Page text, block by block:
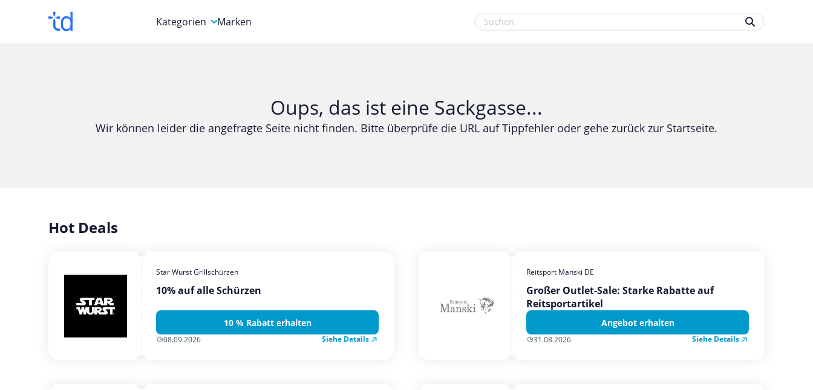
Kategorien
Computer & Elektronik
Gesundheit & Beauty
Mobilfunk & Internet
Marken
Oups, das ist eine Sackgasse...
Wir können leider die angefragte Seite nicht finden. Bitte überprüfe die URL auf Tippfehler oder gehe zurück zur Startseite.
Hot Deals
Star Wurst Grillschürzen
10% auf alle Schürzen
10 % Rabatt erhalten
08.09.2026 Siehe Details
Reitsport Manski DE
Großer Outlet-Sale: Starke Rabatte auf
Reitsportartikel
Angebot erhalten
31.08.2026 Siehe Details